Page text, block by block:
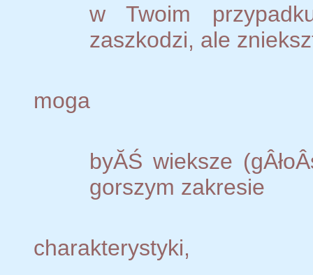
w Twoim
zaszkodzi, ale
moga
byĂŚ wieksze
gorszym zakresie
charakterystyki,